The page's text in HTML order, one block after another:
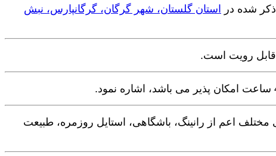
شده در استان گلستان، شهر گرگان، گرگانپارس، نبش
رویت است.
مختلف اعم از رانینگ، باشگاهی، استایل روزمره، طبیعت